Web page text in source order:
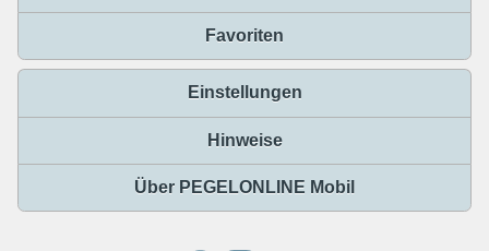
Favoriten
Einstellungen
Hinweise
Über PEGELONLINE Mobil